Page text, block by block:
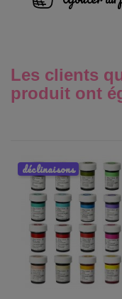
Les clients
produit ont
déclinaisons